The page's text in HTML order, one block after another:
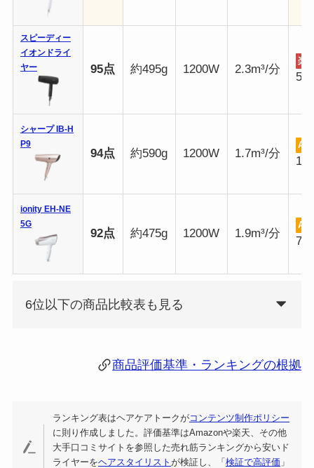
スピーディー
イオンドライ
ヤー
95点 約495g 1200W 2.3m³/分
楽
シャープ IB-H
P9
94点 約590g 1200W 1.7m³/分
ionity EH-NE
5G
92点 約475g 1200W 1.9m³/分
6位以下の商品比較表も見る
商品評価基準・ランキングの根拠
ランキング表はヘアケアトークがコンテンツ制作ポリシー
に則り作成しました。評価基準はAmazonや楽天、その他
大手口コミサイトを参照した売れ筋ランキングから安いド
ライヤーをヘアスタイリストが検証し、「検証で高評価 」